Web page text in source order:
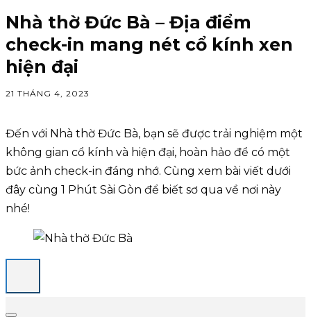
Nhà thờ Đức Bà – Địa điểm
check-in mang nét cổ kính xen
hiện đại
21 THÁNG 4, 2023
Đến với Nhà thờ Đức Bà, bạn sẽ được trải nghiệm một
không gian cổ kính và hiện đại, hoàn hảo để có một
bức ảnh check-in đáng nhớ. Cùng xem bài viết dưới
đây cùng 1 Phút Sài Gòn để biết sơ qua về nơi này
nhé!